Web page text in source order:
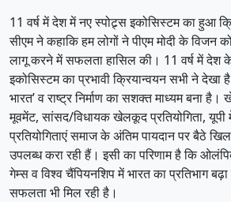
11 वर्ष में देश में नए स्पोट्र्स इकोसिस्टम का हुआ
सीएम ने कहाकि हम लोगों ने पीएम मोदी के विजन
लागू करने में सफलता हासिल की। 11 वर्ष में देश
इकोसिस्टम का प्रभावी क्रियान्वयन सभी ने
भारत’ व राष्ट्र निर्माण का सशक्त माध्यम बना है।
मूवमेंट, सांसद/विधायक खेलकूद प्रतियोगिता, यूपी
प्रतियोगिताएं समाज के अंतिम पायदान पर बैठे
उपलब्ध करा रही हैं। इसी का परिणाम है कि
गेम्स व विश्व चैंपियनशिप में भारत का प्रतिभाग
सफलता भी मिल रही है।